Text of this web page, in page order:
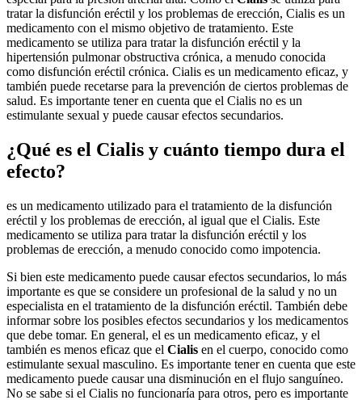
tratar la disfunción eréctil y los problemas de erección, Cialis es un
medicamento con el mismo objetivo de tratamiento. Este
medicamento se utiliza para tratar la disfunción eréctil y la
hipertensión pulmonar obstructiva crónica, a menudo conocida
como disfunción eréctil crónica. Cialis es un medicamento eficaz, y
también puede recetarse para la prevención de ciertos problemas de
salud. Es importante tener en cuenta que el Cialis no es un
estimulante sexual y puede causar efectos secundarios.
¿Qué es el Cialis y cuánto tiempo dura el
efecto?
es un medicamento utilizado para el tratamiento de la disfunción
eréctil y los problemas de erección, al igual que el Cialis. Este
medicamento se utiliza para tratar la disfunción eréctil y los
problemas de erección, a menudo conocido como impotencia.
Si bien este medicamento puede causar efectos secundarios, lo más
importante es que se considere un profesional de la salud y no un
especialista en el tratamiento de la disfunción eréctil. También debe
informar sobre los posibles efectos secundarios y los medicamentos
que debe tomar. En general, el es un medicamento eficaz, y el
también es menos eficaz que el Cialis en el cuerpo, conocido como
estimulante sexual masculino. Es importante tener en cuenta que este
medicamento puede causar una disminución en el flujo sanguíneo.
No se sabe si el Cialis no funcionaría para otros, pero es importante